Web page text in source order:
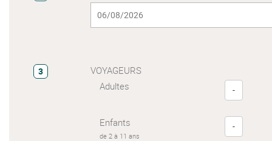
3
VOYAGEURS
Adultes
-
Enfants
de 2 à 11 ans
-